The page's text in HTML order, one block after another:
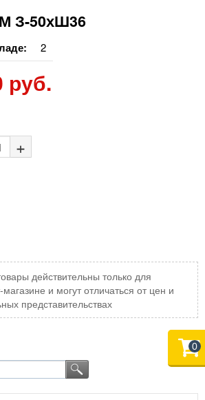
З-50хШ36
2
руб.
действительны только для
магазине и могут отличаться от цен и
представительствах
0